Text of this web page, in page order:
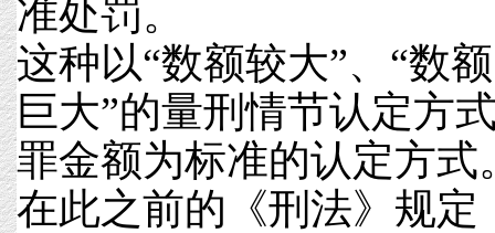
准处罚。
这种以“数额较大”、“数
巨大”的量刑情节认定方
罪金额为标准的认定方式
在此之前的《刑法》规定